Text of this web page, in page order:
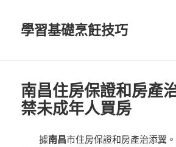
學習基礎烹飪技巧
南昌住房保證和房產
禁未成年人買房
據南昌市住房保證和房產治添翼